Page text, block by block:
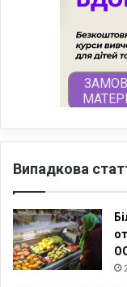
Випадкова